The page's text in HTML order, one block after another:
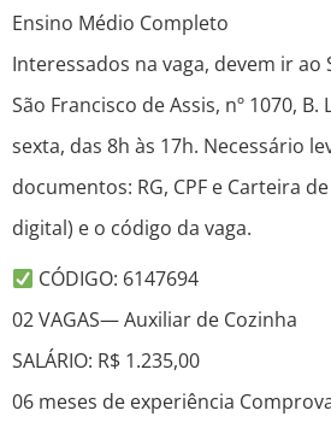
Ensino Médio Completo
Interessados na vaga, devem ir ao
São Francisco de Assis, nº 1070, B.
sexta, das 8h às 17h. Necessário
documentos: RG, CPF e Carteira
digital) e o código da vaga.
CÓDIGO: 6147694
02 VAGAS— Auxiliar de Cozinha
SALÁRIO: R$ 1.235,00
06 meses de experiência